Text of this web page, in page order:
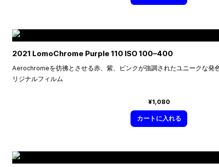
2021 LomoChrome Purple 110 ISO100–400
Aerochromeを彷彿とさせる赤、紫、ピンクが強調されたユニークな発
リジナルフィルム
¥1,080
カートに入れる